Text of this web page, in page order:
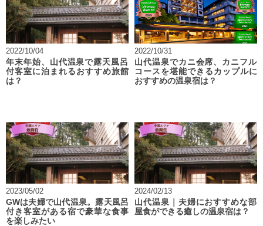
2022/10/04
年末年始、山代温泉で露天風呂
付客室に泊まれるおすすめ旅館
は？
2022/10/31
山代温泉でカニ会席、カニフル
コースを堪能できるカップルに
おすすめの温泉宿は？
2023/05/02
GWは夫婦で山代温泉。露天風呂
付き客室がある宿で豪華な食事
を楽しみたい
2024/02/13
山代温泉｜夫婦におすすめな部
屋食ができる癒しの温泉宿は？